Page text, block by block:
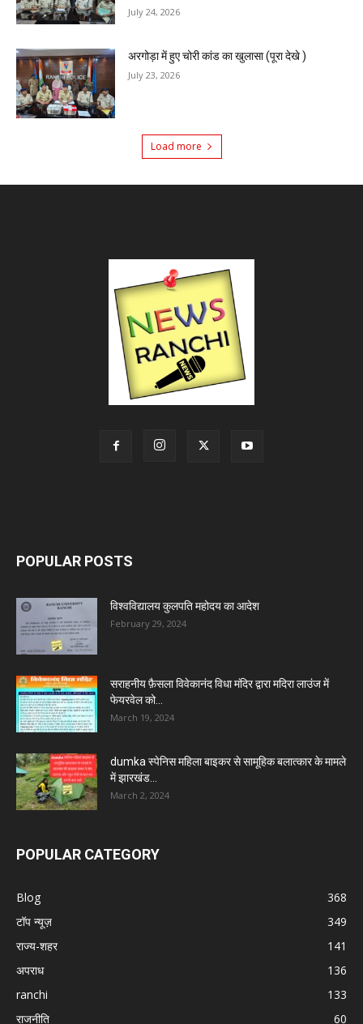
July 24, 2026
अरगोड़ा में हुए चोरी कांड का खुलासा (पूरा देखे )
July 23, 2026
Load more
POPULAR POSTS
विश्वविद्यालय कुलपति महोदय का आदेश
February 29, 2024
सराहनीय फ़ैसला विवेकानंद विधा मंदिर द्वारा मदिरा लाउंज में
फेयरवेल को...
March 19, 2024
dumka स्पेनिस महिला बाइकर से सामूहिक बलात्कार के मामले
में झारखंड...
March 2, 2024
POPULAR CATEGORY
Blog
368
टॉप न्यूज़
349
राज्य-शहर
141
अपराध
136
ranchi
133
राजनीति
60